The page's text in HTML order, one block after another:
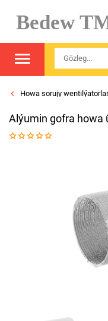
Bedew
Howa sorujy wentilýatorlar
Alýumin gofra howa